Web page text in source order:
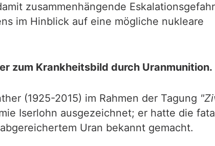
zusammenhängende
im Hinblick auf eine mögliche nukleare
zum Krankheitsbild durch Uranmunition.
(1925-2015) im Rahmen der Tagung
Iserlohn ausgezeichnet; er hatte die
Uran bekannt gemacht.